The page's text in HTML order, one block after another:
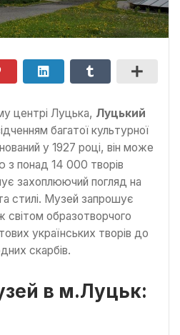
центрі Луцька, Луцький
багатої культурної
у 1927 році, він може
з понад 14 000 творів
захоплюючий погляд на
стилі. Музей запрошує
світом образотворчого
українських творів до
скарбів.
в м.Луцьк: